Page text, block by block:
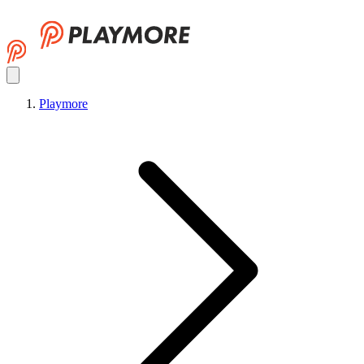
Playmore